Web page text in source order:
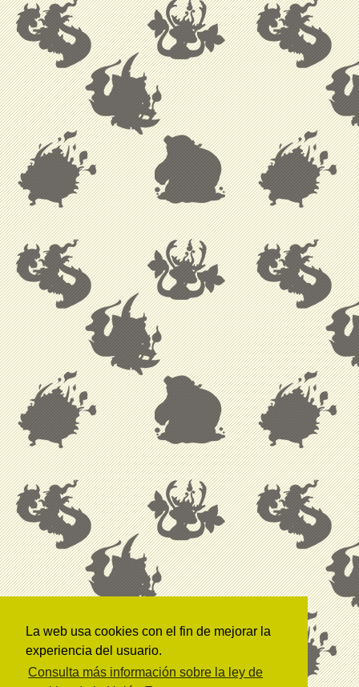
La web usa cookies con el fin de mejorar la
experiencia del usuario.
Consulta más información sobre la ley de